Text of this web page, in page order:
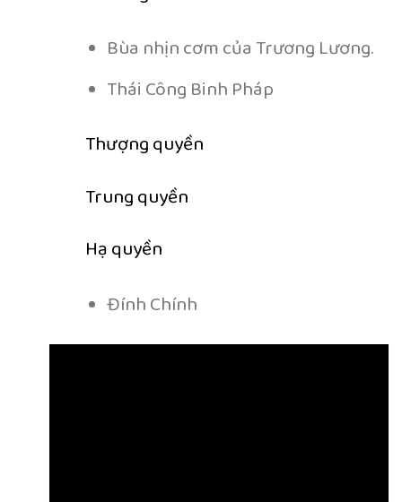
Bùa nhịn cơm của Trương Lương.
Thái Công Binh Pháp
Thượng quyền
Trung quyền
Hạ quyền
Đính Chính